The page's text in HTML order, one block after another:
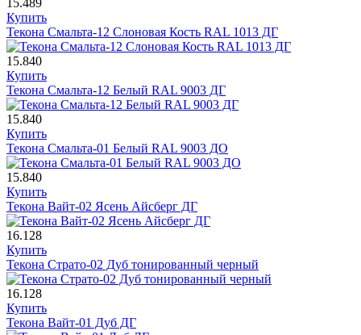
15.489
Купить
Текона Смальта-12 Слоновая Кость RAL 1013 ДГ
15.840
Купить
Текона Смальта-12 Белый RAL 9003 ДГ
15.840
Купить
Текона Смальта-01 Белый RAL 9003 ДО
15.840
Купить
Текона Вайт-02 Ясень Айсберг ДГ
16.128
Купить
Текона Страто-02 Дуб тонированный черный
16.128
Купить
Текона Вайт-01 Дуб ДГ